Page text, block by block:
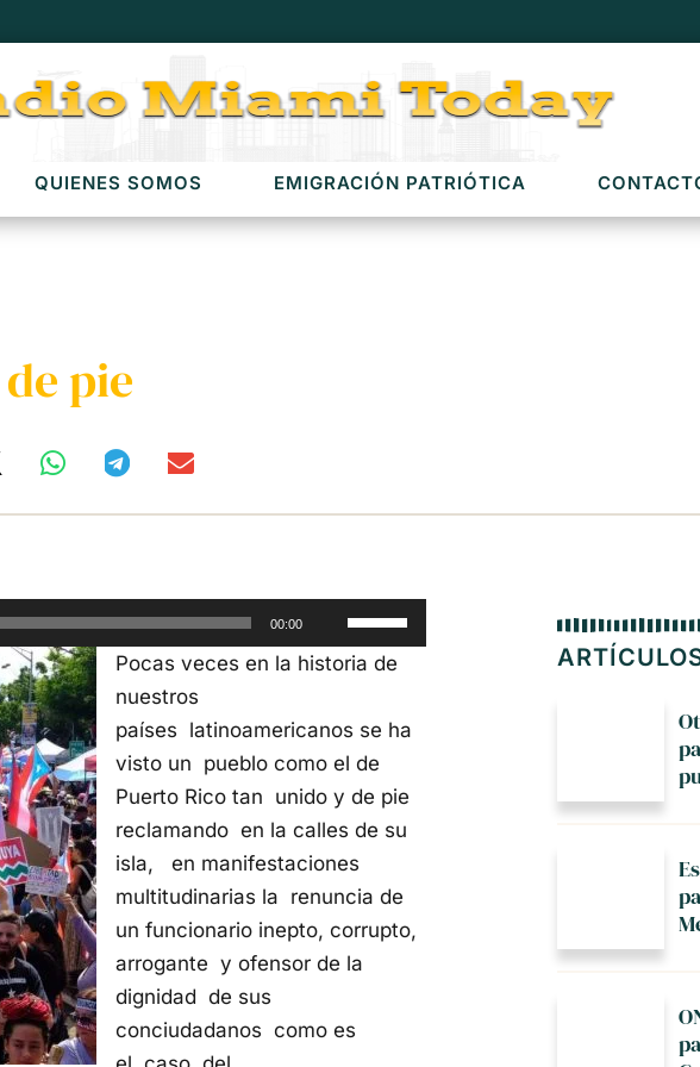
QUIENES SOMOS EMIGRACIÓN PATRIÓTICA
pie
00:00
Utiliza
las
para
Pocas veces en la historia de
nuestros
países latinoamericanos se ha
visto un pueblo como el de
Puerto Rico tan unido y de pie
reclamando en la calles de su
isla, en manifestaciones
multitudinarias la renuncia de
un funcionario inepto, corrupto,
arrogante y ofensor de la
dignidad de sus
conciudadanos como es